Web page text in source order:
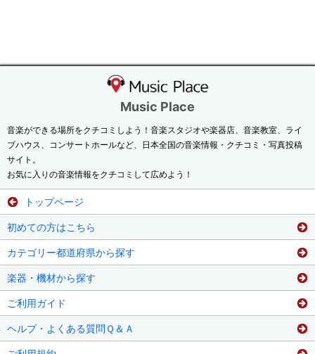
Music Place
音楽ができる場所をクチコミしよう！音楽スタジオや楽器店、音楽教室、ライ
ブハウス、コンサートホールなど、日本全国の音楽情報・クチコミ・写真投稿
サイト。
お気に入りの音楽情報をクチコミして広めよう！
トップページ
初めての方はこちら
カテゴリー都道府県から探す
楽器・機材から探す
ご利用ガイド
ヘルプ・よくある質問Ｑ＆Ａ